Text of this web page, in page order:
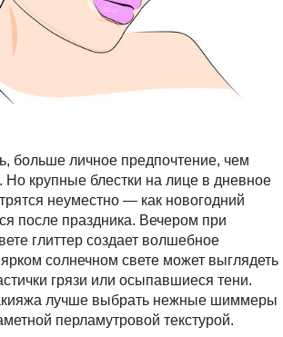
больше личное предпочтение, чем
Но крупные блестки на лице в дневное
неуместно — как новогодний
после праздника. Вечером при
глиттер создает волшебное
солнечном свете может выглядеть
грязи или осыпавшиеся тени.
лучше выбрать нежные шиммеры
перламутровой текстурой.